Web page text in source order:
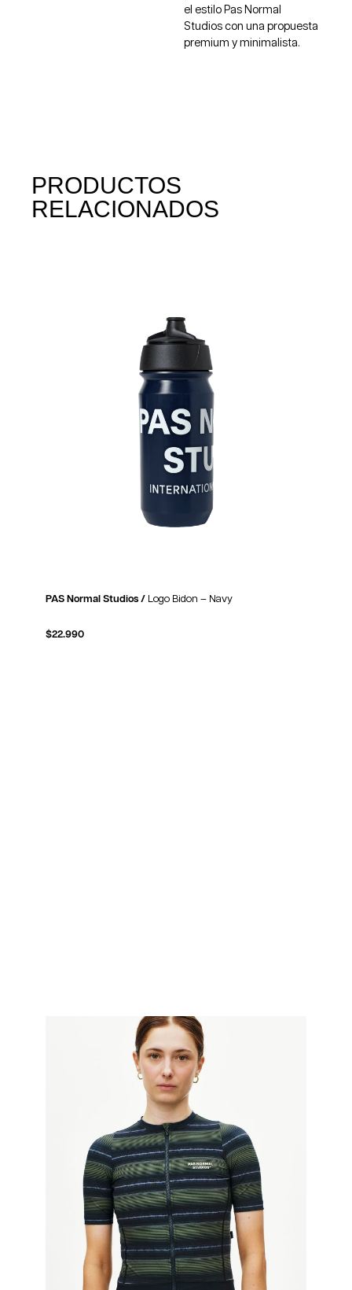
el estilo Pas Normal
Studios con una propuesta
premium y minimalista.
PRODUCTOS
RELACIONADOS
PAS Normal Studios / Logo Bidon – Navy
$22.990